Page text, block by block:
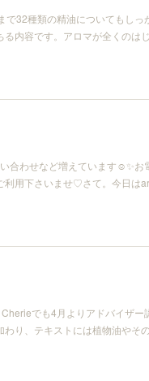
で32種類の精油についてもしっ
内容です。アロマが全くのは
合わせなど増えています☺️✨お
利用下さいませ♡さて。今日は
でも4月よりアドバイザー
り、テキストには植物油やそ